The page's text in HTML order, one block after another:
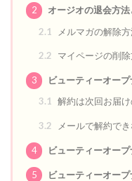
2
オージオの退会方
2.1
メルマガの解除
2.2 マイページの削
3
ビューティーオー
3.1 解約は次回お届
3.2 メールで解約でき
4 ビューティーオー
5
ビューティーオー